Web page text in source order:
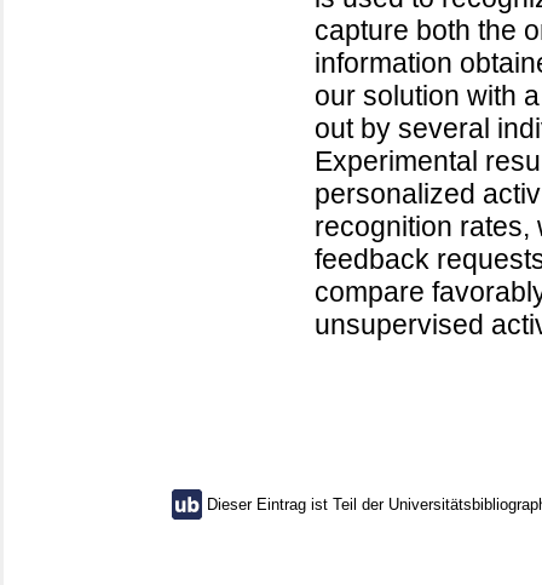
capture both the
information
our solution with
out by several
Experimental
personalized
recognition rates,
feedback
compare
unsupervised
Dieser Eintrag ist Teil der